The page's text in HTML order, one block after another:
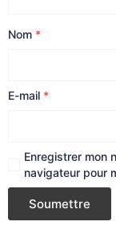
Nom *
E-mail *
Enregistrer mon
navigateur pour